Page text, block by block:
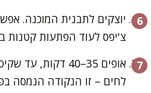
יוצקים לתבנית המוכנה.
צ'יפס לעוד הפתעות קטנות
אופים 35–40 דקות,
לחים – זו הנקודה הנמסה